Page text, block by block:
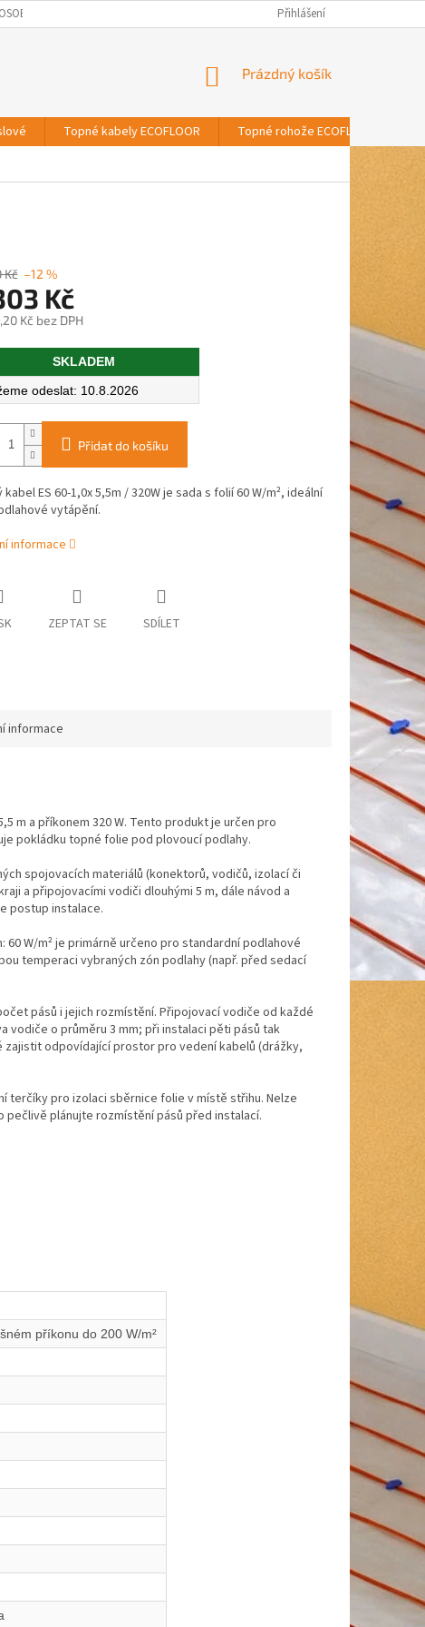
ÚDAJŮ Přihlášení
NÁKUPNÍ
Prázdný košík
Topné kabely ECOFLOOR Topné rohože ECOFLOOR
Kč –12 %
Kč
Kč bez DPH
SKLADEM
10.8.2026
Přidat do košíku
kabel ES 60-1,0x 5,5m / 320W je sada s folií 60 W/m², ideální
vytápění.
informace
ZEPTAT SE SDÍLET
informace
m a příkonem 320 W. Tento produkt je určen pro
pokládku topné folie pod plovoucí podlahy.
spojovacích materiálů (konektorů, vodičů, izolací či
a připojovacími vodiči dlouhými 5 m, dále návod a
postup instalace.
W/m² je primárně určeno pro standardní podlahové
temperaci vybraných zón podlahy (např. před sedací
pásů i jejich rozmístění. Připojovací vodiče od každé
vodiče o průměru 3 mm; při instalaci pěti pásů tak
zajistit odpovídající prostor pro vedení kabelů (drážky,
terčíky pro izolaci sběrnice folie v místě střihu. Nelze
plánujte rozmístění pásů před instalací.
příkonu do 200 W/m²